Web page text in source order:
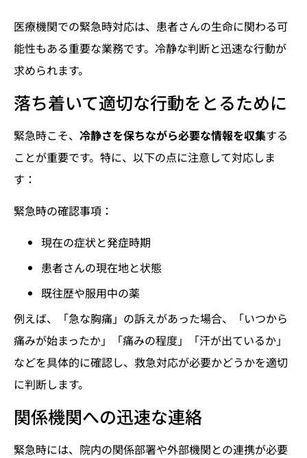
医療機関での緊急時対応は、患者さんの生命に関わる可
能性もある重要な業務です。冷静な判断と迅速な行動が
求められます。
落ち着いて適切な行動をとるために
緊急時こそ、 冷静さを保ちながら必要な情報を収集する
ことが重要です。特に、以下の点に注意して対応しま
す：
緊急時の確認事項：
現在の症状と発症時期
患者さんの現在地と状態
既往歴や服用中の薬
例えば、「急な胸痛」の訴えがあった場合、「いつから
痛みが始まったか」「痛みの程度」「汗が出ているか」
などを具体的に確認し、救急対応が必要かどうかを適切
に判断します。
関係機関への迅速な連絡
緊急時には、院内の関係部署や外部機関との連携が必要